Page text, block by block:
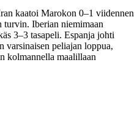
kaatoi Marokon 0–1 viidennen
turvin. Iberian niemimaan
3–3 tasapeli. Espanja johti
varsinaisen peliajan loppua,
kolmannella maalillaan